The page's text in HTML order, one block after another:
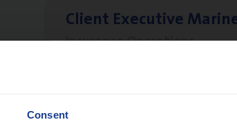
Consent
Client Exe­cu­ti­ve
Insurance Operations